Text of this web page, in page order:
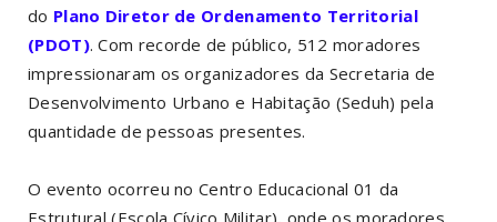
do Plano Diretor de Ordenamento Territorial
(PDOT). Com recorde de público, 512 moradores
impressionaram os organizadores da Secretaria de
Desenvolvimento Urbano e Habitação (Seduh) pela
quantidade de pessoas presentes.
O evento ocorreu no Centro Educacional 01 da